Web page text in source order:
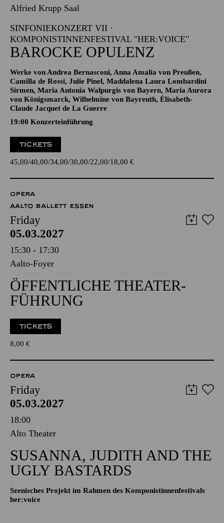
Alfried Krupp Saal
SINFONIEKONZERT VII ·
KOMPONISTINNENFESTIVAL "HER:VOICE"
BAROCKE OPULENZ
Werke von Andrea Bernasconi, Anna Amalia von Preußen,
Camilla de Rossi, Julie Pinel, Maddalena Laura Lombardini
Sirmen, Maria Antonia Walpurgis von Bayern, Maria Aurora
von Königsmarck, Wilhelmine von Bayreuth, Élisabeth-
Claude Jacquet de La Guerre
19:00 Konzerteinführung
TICKETS
45,00 40,00 34,00 30,00 22,00 18,00 €
OPERA
AALTO BALLETT ESSEN
Friday
05.03.2027
15:30 - 17:30
Aalto-Foyer
ÖFFENTLICHE THEATER­
FÜHRUNG
TICKETS
8,00 €
OPERA
Friday
05.03.2027
18:00
Alto Theater
SUSANNA, JUDITH AND THE
UGLY BASTARDS
Szenisches Projekt im Rahmen des Komponistinnenfestivals
her:voice